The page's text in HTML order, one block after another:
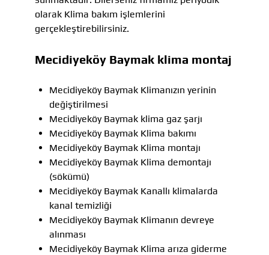
olarak Klima bakım işlemlerini
gerçekleştirebilirsiniz.
Mecidiyeköy Baymak klima montaj
Mecidiyeköy Baymak Klimanızın yerinin
değiştirilmesi
Mecidiyeköy Baymak klima gaz şarjı
Mecidiyeköy Baymak Klima bakımı
Mecidiyeköy Baymak Klima montajı
Mecidiyeköy Baymak Klima demontajı
(sökümü)
Mecidiyeköy Baymak Kanallı klimalarda
kanal temizliği
Mecidiyeköy Baymak Klimanın devreye
alınması
Mecidiyeköy Baymak Klima arıza giderme